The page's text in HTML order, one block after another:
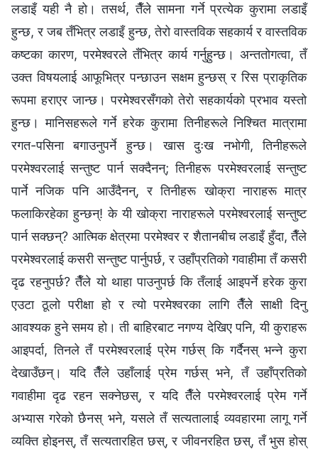
लडाइँ यही नै हो। तसर्थ, तैँले सामना गर्ने प्रत्येक कुरामा लडाइँ
हुन्छ, र जब तँभित्र लडाइँ हुन्छ, तेरो वास्तविक सहकार्य र वास्तविक
कष्टका कारण, परमेश्‍वरले तँभित्र कार्य गर्नुहुन्छ। अन्ततोगत्वा, तँ
उक्त विषयलाई आफूभित्र पन्छाउन सक्षम हुन्छस् र रिस प्राकृतिक
रूपमा हराएर जान्छ। परमेश्‍वरसँगको तेरो सहकार्यको प्रभाव यस्तो
हुन्छ। मानिसहरूले गर्ने हरेक कुरामा तिनीहरूले निश्चित मात्रामा
रगत-पसिना बगाउनुपर्ने हुन्छ। खास दुःख नभोगी, तिनीहरूले
परमेश्‍वरलाई सन्तुष्ट पार्न सक्दैनन्; तिनीहरू परमेश्‍वरलाई सन्तुष्ट
पार्ने नजिक पनि आउँदैनन्, र तिनीहरू खोक्रा नाराहरू मात्र
फलाकिरहेका हुन्छन्! के यी खोक्रा नाराहरूले परमेश्‍वरलाई सन्तुष्ट
पार्न सक्छन्? आत्मिक क्षेत्रमा परमेश्‍वर र शैतानबीच लडाइँ हुँदा, तैँले
परमेश्‍वरलाई कसरी सन्तुष्ट पार्नुपर्छ, र उहाँप्रतिको गवाहीमा तँ कसरी
दृढ रहनुपर्छ? तैँले यो थाहा पाउनुपर्छ कि तँलाई आइपर्ने हरेक कुरा
एउटा ठूलो परीक्षा हो र त्यो परमेश्‍वरका लागि तैँले साक्षी दिनु
आवश्यक हुने समय हो। ती बाहिरबाट नगण्य देखिए पनि, यी कुराहरू
आइपर्दा, तिनले तँ परमेश्‍वरलाई प्रेम गर्छस् कि गर्दैनस् भन्‍ने कुरा
देखाउँछन्। यदि तैँले उहाँलाई प्रेम गर्छस् भने, तँ उहाँप्रतिको
गवाहीमा दृढ रहन सक्नेछस्, र यदि तैँले परमेश्‍वरलाई प्रेम गर्ने
अभ्यास गरेको छैनस् भने, यसले तँ सत्यतालाई व्यवहारमा लागू गर्ने
व्यक्ति होइनस्, तँ सत्यतारहित छस्, र जीवनरहित छस्, तँ भुस होस्